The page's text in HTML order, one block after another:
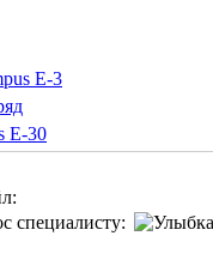
E-3
E-30
специалисту: